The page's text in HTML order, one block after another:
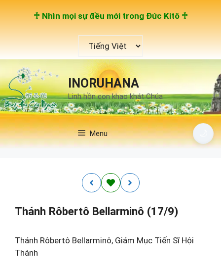
♰ Nhìn mọi sự đều mới trong Đức Kitô ♰
ngôn
ngữ
INORUHANA
Linh hồn con khao khát Chúa
Menu
Thánh Rôbertô Bellarminô (17/9)
Thánh Rôbertô Bellarminô, Giám Mục Tiến Sĩ Hội
Thánh